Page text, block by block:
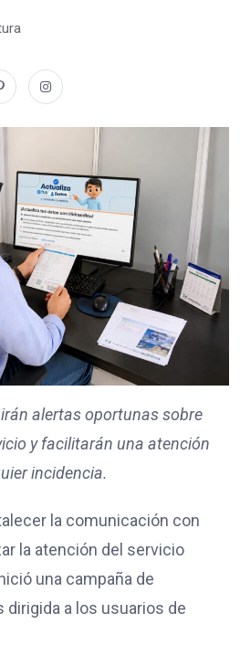
alertas oportunas sobre
y facilitarán una atención
incidencia.
la comunicación con
la atención del servicio
una campaña de
a los usuarios de